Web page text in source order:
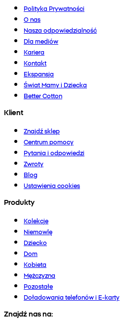
Polityka Prywatności
O nas
Nasza odpowiedzialność
Dla mediów
Kariera
Kontakt
Ekspansja
Świat Mamy i Dziecka
Better Cotton
Klient
Znajdź sklep
Centrum pomocy
Pytania i odpowiedzi
Zwroty
Blog
Ustawienia cookies
Produkty
Kolekcje
Niemowlę
Dziecko
Dom
Kobieta
Mężczyzna
Pozostałe
Doładowania telefonów i E-karty
Znajdź nas na: